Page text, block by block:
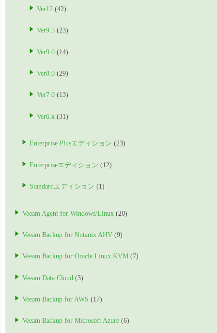
Ver12 (42)
Ver9.5 (23)
Ver9.0 (14)
Ver8.0 (29)
Ver7.0 (13)
Ver6.x (31)
Enterprise Plusエディション (23)
Enterpriseエディション (12)
Standardエディション (1)
Veeam Agent for Windows/Linux (20)
Veeam Backup for Nutanix AHV (9)
Veeam Backup for Oracle Linux KVM (7)
Veeam Data Cloud (3)
Veeam Backup for AWS (17)
Veeam Backup for Microsoft Azure (6)